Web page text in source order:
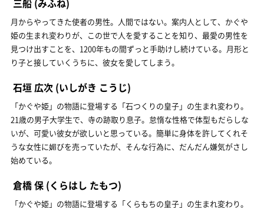
月からやってきた使者の男性。人間ではない。案内人として、かぐや
姫の生まれ変わりが、この世で人を愛することを知り、最愛の男性を
見つけ出すことを、1200年もの間ずっと手助けし続けている。月形と
り子と接していくうちに、彼女を愛してしまう。
石垣 広次 (いしがき こうじ)
「かぐや姫」の物語に登場する「石つくりの皇子」の生まれ変わり。
21歳の男子大学生で、寺の跡取り息子。怠惰な性格で体型もだらしな
いが、可愛い彼女が欲しいと思っている。簡単に身体を許してくれそ
うな女性に媚びを売っていたが、そんな行為に、だんだん嫌気がさし
始めている。
倉橋 保 (くらはし たもつ)
「かぐや姫」の物語に登場する「くらもちの皇子」の生まれ変わり。